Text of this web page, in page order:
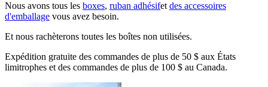
Nous avons tous les boxes, ruban adhésifetdes accessoires
d'emballage vous avez besoin.
Et nous rachèterons toutes les boîtes non utilisées.
Expédition gratuite des commandes de plus de 50 $ aux États
limitrophes et des commandes de plus de 100 $ au Canada.